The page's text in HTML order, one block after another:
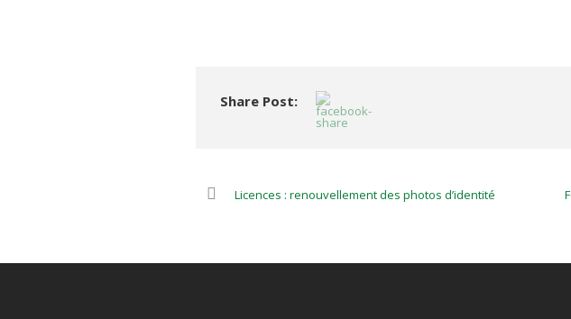
Share Post:
Licences : renouvellement des photos d’identité